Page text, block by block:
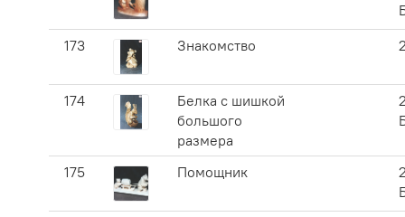
173
Знакомство
174
Белка с шишкой
большого
размера
175 Помощник